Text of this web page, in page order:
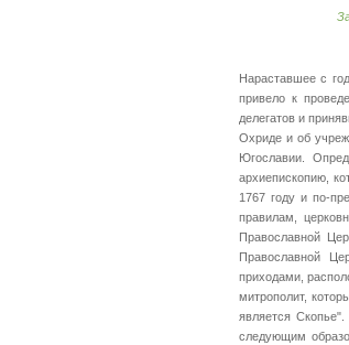
Нараставшее с
привело к
делегатов и
Охриде и об
Югославии.
архиепископию,
1767 году и по-
правилам,
Православной
Православной
приходами,
митрополит,
является
следующим